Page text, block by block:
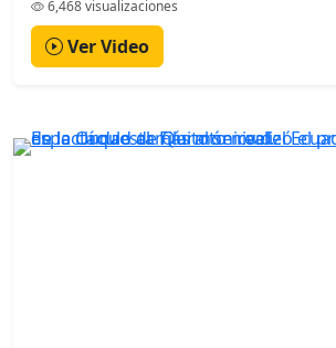
6,468 visualizaciones
Ver Video